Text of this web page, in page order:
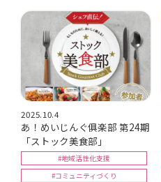
2025.10.4
あ！めいじんぐ俱楽部 第24期
「ストック美食部」
#地域活性化支援
#コミュニティづくり